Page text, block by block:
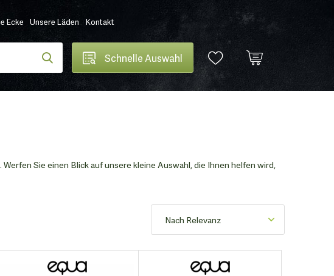
Ecke Unsere Läden Kontakt
Schnelle Auswahl
Sie einen Blick auf unsere kleine Auswahl, die Ihnen helfen wird,